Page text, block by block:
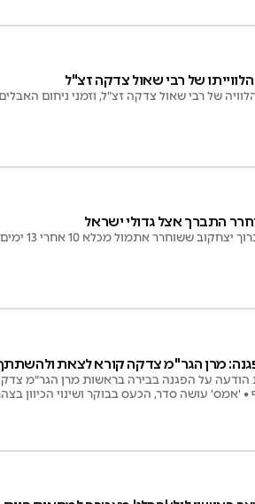
של רבי שאול צדקה זצ"ל
של רבי שאול צדקה זצ"ל, וזמני ניחום
התברך אצל גדולי ישראל
אתמול מכלא 10 אחרי 13 ימים, עלה הבוקר להתברך אצל מרנן גדולי ישראל
מרן הגר"מ צדקה קורא לצאת
על הפגנה בבירה בראשות מרן הגר"מ
'אמס' עושה סדר, הכעס בבוקר ושינוי הכיוון